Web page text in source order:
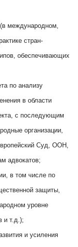
международном,
стран-
обеспечивающих
по анализу
в области
с последующим
организации,
Суд, ООН,
адвокатов;
в том числе по
защиты,
уровне
и т.д.);
и усиления